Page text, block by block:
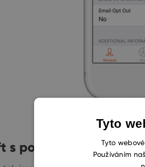
s podporou UltraHD
Tyto
Tyto
Používáním